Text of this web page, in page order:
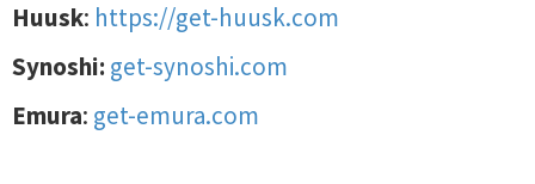
Huusk: https://get-huusk.com
Synoshi: get-synoshi.com
Emura: get-emura.com